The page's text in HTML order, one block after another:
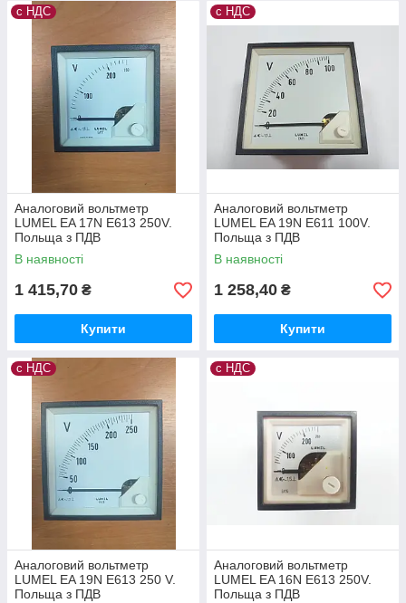
с НДС
Аналоговий вольтметр
LUMEL EA 17N E613 250V.
Польща з ПДВ
В наявності
1 415,70 ₴
Купити
с НДС
Аналоговий вольтметр
LUMEL EA 19N E611 100V.
Польща з ПДВ
В наявності
1 258,40 ₴
Купити
с НДС
Аналоговий вольтметр
LUMEL EA 19N E613 250 V.
Польща з ПДВ
с НДС
Аналоговий вольтметр
LUMEL EA 16N E613 250V.
Польща з ПДВ